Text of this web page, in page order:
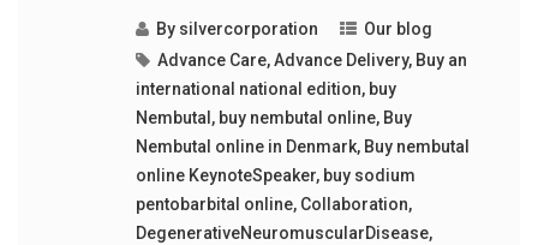
By silvercorporation
Our blog
Advance Care,Advance Delivery, Buy an
international national edition, buy
Nembutal , buy nembutal online, Buy
Nembutal online in Denmark, Buy nembutal
online KeynoteSpeaker, buy sodium
pentobarbital online, Collaboration,
DegenerativeNeuromuscularDisease,